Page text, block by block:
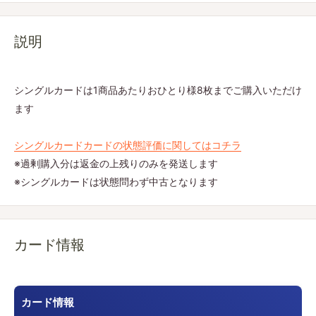
説明
シングルカードは1商品あたりおひとり様8枚までご購入いただけ
ます
シングルカードカードの状態評価に関してはコチラ
※過剰購入分は返金の上残りのみを発送します
※シングルカードは状態問わず中古となります
カード情報
カード情報